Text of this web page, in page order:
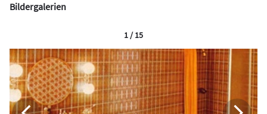
Bildergalerien
1 / 15